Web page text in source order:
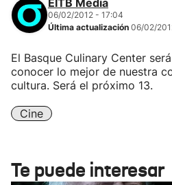
EITB Media
06/02/2012 - 17:04
Última actualización 06/02/
El Basque Culinary Center
conocer lo mejor de nuestra
cultura. Será el próximo 13.
Cine
Te puede interesar